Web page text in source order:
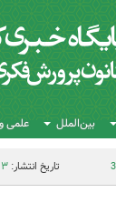
بین‌الملل علمی
تاریخ انتشار:۲۳ خرداد